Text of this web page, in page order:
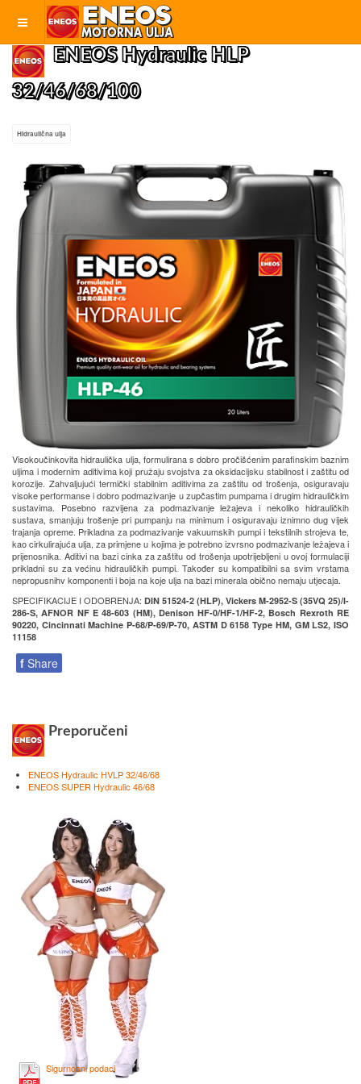
ENEOS Hydraulic HLP
32/46/68/100
Hidraulična ulja
Visokoučinkovita hidraulička ulja, formulirana s dobro pročišćenim parafinskim baznim
uljima i modernim aditivima koji pružaju svojstva za oksidacijsku stabilnost i zaštitu od
korozije. Zahvaljujući termički stabilnim aditivima za zaštitu od trošenja, osiguravaju
visoke performanse i dobro podmazivanje u zupčastim pumpama i drugim hidrauličkim
sustavima. Posebno razvijena za podmazivanje ležajeva i nekoliko hidrauličkih
sustava, smanjuju trošenje pri pumpanju na minimum i osiguravaju iznimno dug vijek
trajanja opreme. Prikladna za podmazivanje vakuumskih pumpi i tekstilnih strojeva te,
kao cirkulirajuća ulja, za primjene u kojima je potrebno izvrsno podmazivanje ležajeva i
prijenosnika. Aditivi na bazi cinka za zaštitu od trošenja upotrijebljeni u ovoj formulaciji
prikladni su za većinu hidrauličkih pumpi. Također su kompatibilni sa svim vrstama
nepropusnihv komponenti i boja na koje ulja na bazi minerala obično nemaju utjecaja.
SPECIFIKACIJE I ODOBRENJA: DIN 51524-2 (HLP), Vickers M-2952-S (35VQ 25)/I-
286-S, AFNOR NF E 48-603 (HM), Denison HF-0/HF-1/HF-2, Bosch Rexroth RE
90220, Cincinnati Machine P-68/P-69/P-70, ASTM D 6158 Type HM, GM LS2, ISO
11158
f Share
Preporučeni
ENEOS Hydraulic HVLP 32/46/68
ENEOS SUPER Hydraulic 46/68
Sigurnosni podaci